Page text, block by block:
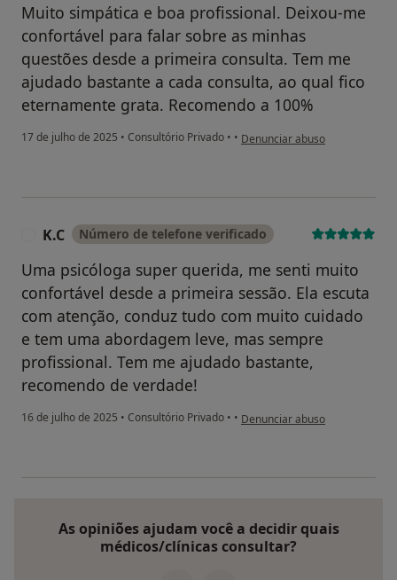
Muito simpática e boa profissional. Deixou-me
confortável para falar sobre as minhas
questões desde a primeira consulta. Tem me
ajudado bastante a cada consulta, ao qual fico
eternamente grata. Recomendo a 100%
17 de julho de 2025 • Consultório Privado • • na opinião do utilizador Filipa
Denunciar abuso
K.C Número de telefone verificado
Uma psicóloga super querida, me senti muito
confortável desde a primeira sessão. Ela escuta
com atenção, conduz tudo com muito cuidado
e tem uma abordagem leve, mas sempre
profissional. Tem me ajudado bastante,
recomendo de verdade!
16 de julho de 2025 • Consultório Privado • • na opinião do utilizador K.C
Denunciar abuso
As opiniões ajudam você a decidir quais
médicos/clínicas consultar?